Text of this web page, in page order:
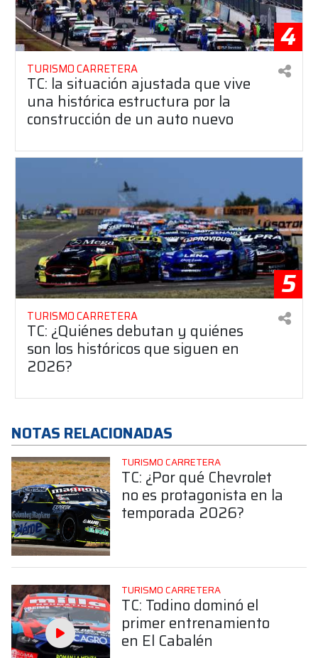
4
TURISMO CARRETERA
TC: la situación ajustada que vive
una histórica estructura por la
construcción de un auto nuevo
5
TURISMO CARRETERA
TC: ¿Quiénes debutan y quiénes
son los históricos que siguen en
2026?
NOTAS RELACIONADAS
TURISMO CARRETERA
TC: ¿Por qué Chevrolet
no es protagonista en la
temporada 2026?
TURISMO CARRETERA
TC: Todino dominó el
primer entrenamiento
en El Cabalén